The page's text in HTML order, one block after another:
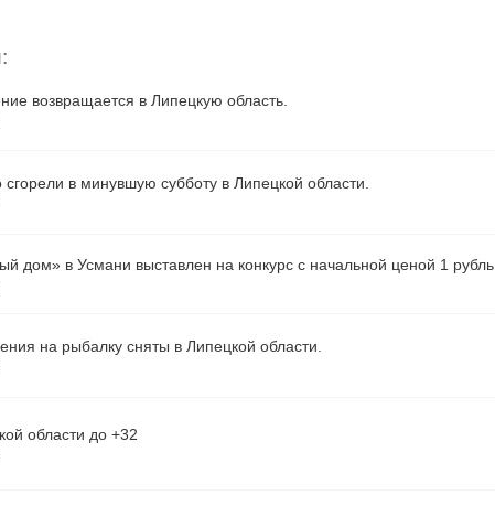
возвращается в Липецкую область.
сгорели в минувшую субботу в Липецкой области.
дом» в Усмани выставлен на конкурс с начальной ценой 1 рубль.
на рыбалку сняты в Липецкой области.
области до +32